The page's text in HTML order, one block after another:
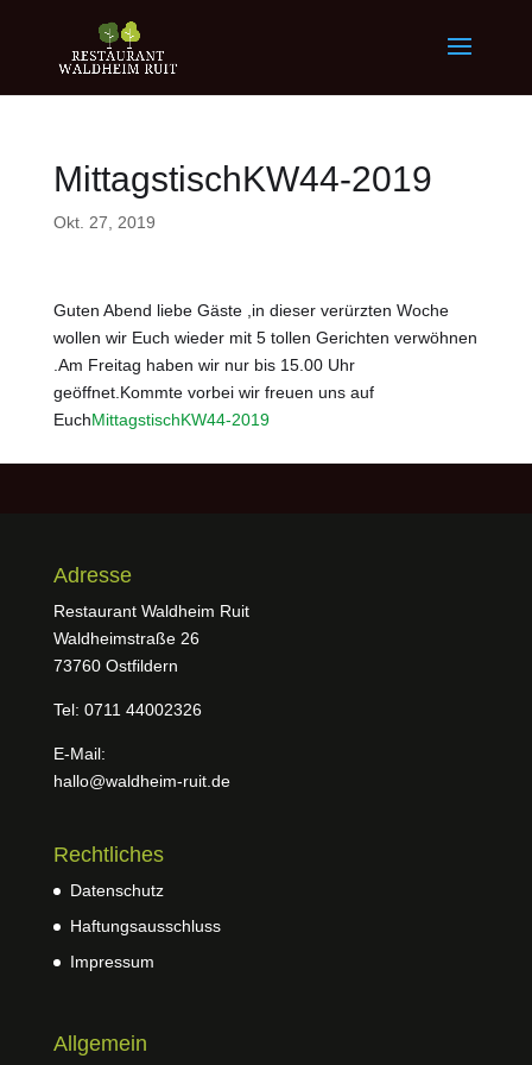
MittagstischKW44-2019
Okt. 27, 2019
Guten Abend liebe Gäste ,in dieser verürzten Woche
wollen wir Euch wieder mit 5 tollen Gerichten verwöhnen
.Am Freitag haben wir nur bis 15.00 Uhr
geöffnet.Kommte vorbei wir freuen uns auf
EuchMittagstischKW44-2019
Adresse
Restaurant Waldheim Ruit
Waldheimstraße 26
73760 Ostfildern
Tel: 0711 44002326
E-Mail:
hallo@waldheim-ruit.de
Rechtliches
Datenschutz
Haftungsausschluss
Impressum
Allgemein